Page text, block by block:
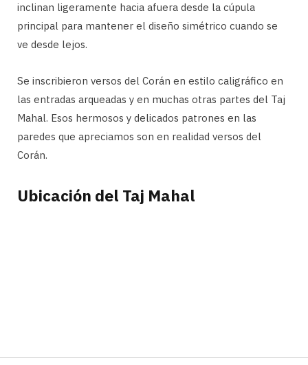
inclinan ligeramente hacia afuera desde la cúpula
principal para mantener el diseño simétrico cuando se
ve desde lejos.
Se inscribieron versos del Corán en estilo caligráfico en
las entradas arqueadas y en muchas otras partes del Taj
Mahal. Esos hermosos y delicados patrones en las
paredes que apreciamos son en realidad versos del
Corán.
Ubicación del Taj Mahal